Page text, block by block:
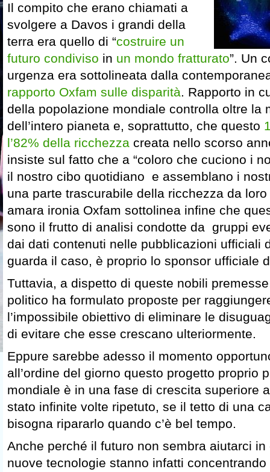
Il compito che erano chiamati a
svolgere a Davos i grandi della
terra era quello di “costruire un
futuro condiviso in un mondo fratturato”. Un
urgenza era sottolineata dalla
rapporto Oxfam sulle disparità. Rapporto in
della popolazione mondiale controlla oltre la
dell’intero pianeta e, soprattutto, che questo
l’82% della ricchezza creata nello scorso
insiste sul fatto che a “coloro che cuciono i
il nostro cibo quotidiano e assemblano i
una parte trascurabile della ricchezza da
amara ironia Oxfam sottolinea infine che
sono il frutto di analisi condotte da gruppi
dai dati contenuti nelle pubblicazioni ufficiali
guarda il caso, è proprio lo sponsor ufficiale
Tuttavia, a dispetto di queste nobili
politico ha formulato proposte per
l’impossibile obiettivo di eliminare le
di evitare che esse crescano ulteriormente.
Eppure sarebbe adesso il momento
all’ordine del giorno questo progetto proprio
mondiale è in una fase di crescita superiore
stato infinite volte ripetuto, se il tetto di una
bisogna ripararlo quando c’è bel tempo.
Anche perché il futuro non sembra aiutarci
nuove tecnologie stanno infatti concentrando